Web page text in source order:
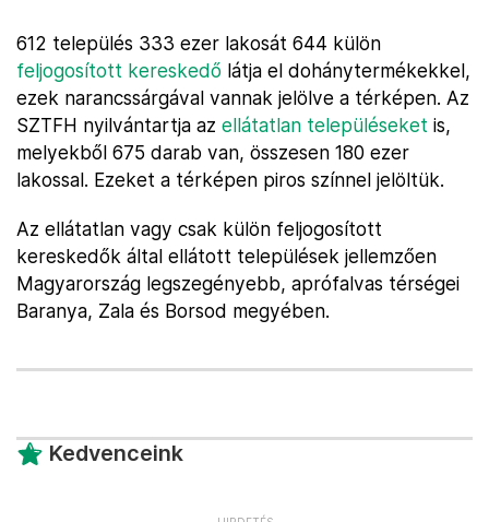
612 település 333 ezer lakosát 644 külön
feljogosított kereskedő látja el dohánytermékekkel,
ezek narancssárgával vannak jelölve a térképen. Az
SZTFH nyilvántartja az ellátatlan településeket is,
melyekből 675 darab van, összesen 180 ezer
lakossal. Ezeket a térképen piros színnel jelöltük.
Az ellátatlan vagy csak külön feljogosított
kereskedők által ellátott települések jellemzően
Magyarország legszegényebb, aprófalvas térségei
Baranya, Zala és Borsod megyében.
Kedvenceink